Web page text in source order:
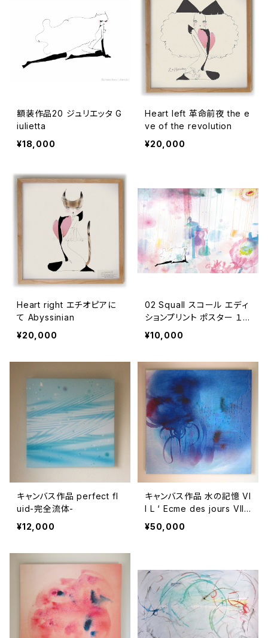
額装作品20 ジュリエッタ G
iulietta
¥18,000
Heart left 革命前夜 the e
ve of the revolution
¥20,000
Heart right エチオピアに
て Abyssinian
¥20,000
02 Squall スコール エディ
ションプリント ポスター １
点もの
¥10,000
キャンバス作品 perfect fl
uid-完全流体-
¥12,000
キャンバス作品 水の記憶 VI
I L ‘ Ecme des jours VII
青
¥50,000